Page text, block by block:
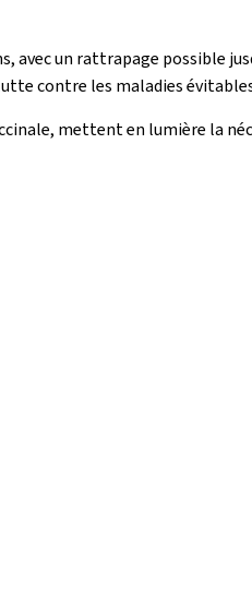
un rattrapage possible
contre les maladies évitables
mettent en lumière la